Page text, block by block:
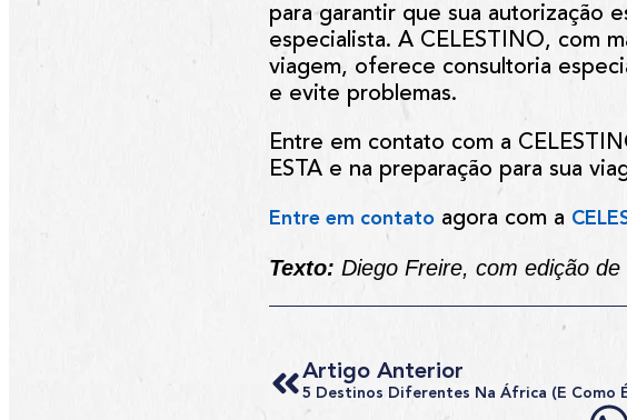
para garantir que sua autorização
especialista. A CELESTINO, com
viagem, oferece consultoria
e evite problemas.
Entre em contato com a
ESTA e na preparação para sua
Entre em contato agora com a
Texto: Diego Freire, com edição de
Artigo Anterior